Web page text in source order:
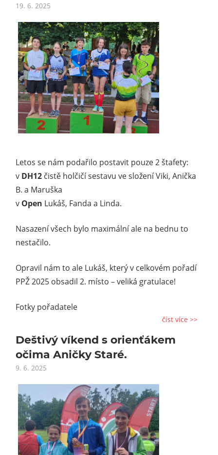
19. 6. 2025
Letos se nám podařilo postavit pouze 2 štafety:
v DH12 čistě holčičí sestavu ve složení Viki, Anička
B. a Maruška
v Open Lukáš, Fanda a Linda.
Nasazení všech bylo maximální ale na bednu to
nestačilo.
Opravil nám to ale Lukáš, který v celkovém pořadí
PPŽ 2025 obsadil 2. místo – veliká gratulace!
Fotky pořadatele
číst více >>
Deštivý víkend s orienťákem
očima Aničky Staré.
9. 6. 2025